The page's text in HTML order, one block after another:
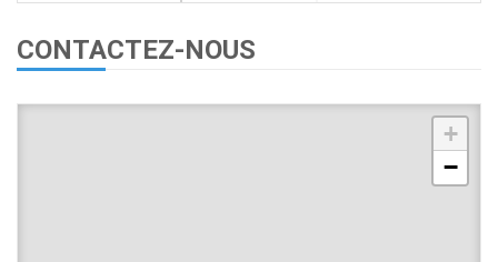
CONTACTEZ-NOUS
+
−